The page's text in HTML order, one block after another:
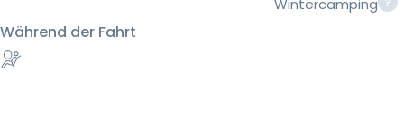
Wintercamping
Während der Fahrt